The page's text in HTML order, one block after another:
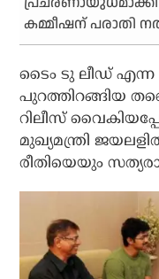
കമ്മീഷന് പരാതി
ടൈം ടു ലീഡ് എന്ന
പുറത്തിറങ്ങിയ
റിലീസ്
മുഖ്യമന്ത്രി
രീതിയെയും